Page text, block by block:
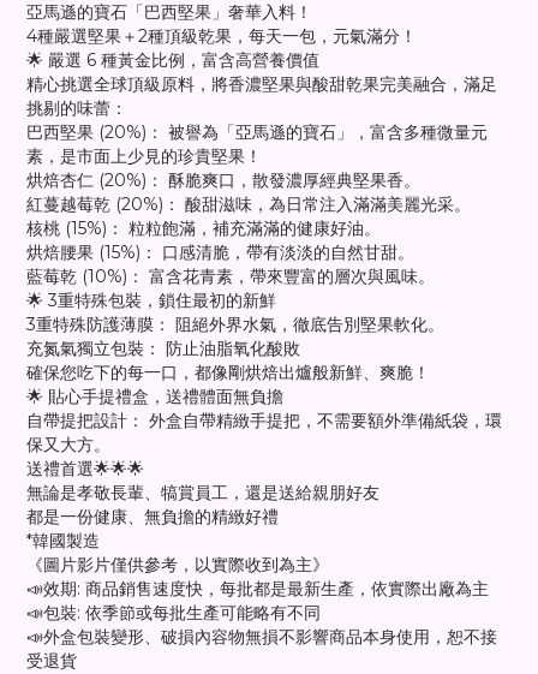
亞馬遜的寶石「巴西堅果」奢華入料！
4種嚴選堅果＋2種頂級乾果，每天一包，元氣滿分！
🌟 嚴選 6 種黃金比例，富含高營養價值
精心挑選全球頂級原料，將香濃堅果與酸甜乾果完美融合，滿足
挑剔的味蕾：
巴西堅果 (20%)： 被譽為「亞馬遜的寶石」，富含多種微量元
素，是市面上少見的珍貴堅果！
烘焙杏仁 (20%)： 酥脆爽口，散發濃厚經典堅果香。
紅蔓越莓乾 (20%)： 酸甜滋味，為日常注入滿滿美麗光采。
核桃 (15%)： 粒粒飽滿，補充滿滿的健康好油。
烘焙腰果 (15%)： 口感清脆，帶有淡淡的自然甘甜。
藍莓乾 (10%)： 富含花青素，帶來豐富的層次與風味。
🌟 3重特殊包裝，鎖住最初的新鮮
3重特殊防護薄膜： 阻絕外界水氣，徹底告別堅果軟化。
充氮氣獨立包裝： 防止油脂氧化酸敗
確保您吃下的每一口，都像剛烘焙出爐般新鮮、爽脆！
🌟 貼心手提禮盒，送禮體面無負擔
自帶提把設計： 外盒自帶精緻手提把，不需要額外準備紙袋，環
保又大方。
送禮首選🌟🌟🌟
無論是孝敬長輩、犒賞員工，還是送給親朋好友
都是一份健康、無負擔的精緻好禮
*韓國製造
《圖片影片僅供參考，以實際收到為主》
📣效期: 商品銷售速度快，每批都是最新生產，依實際出廠為主
📣包裝: 依季節或每批生產可能略有不同
📣外盒包裝變形、破損內容物無損不影響商品本身使用，恕不接
受退貨